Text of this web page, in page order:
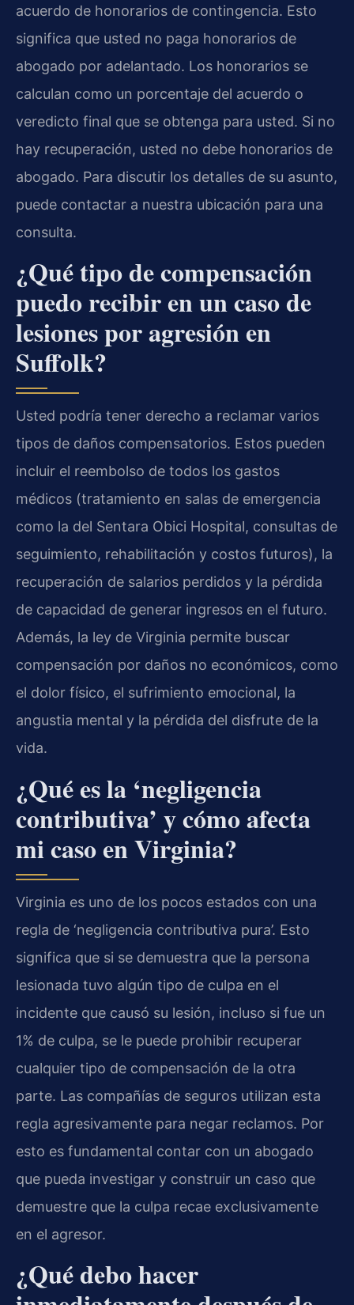
acuerdo de honorarios de contingencia. Esto
significa que usted no paga honorarios de
abogado por adelantado. Los honorarios se
calculan como un porcentaje del acuerdo o
veredicto final que se obtenga para usted. Si no
hay recuperación, usted no debe honorarios de
abogado. Para discutir los detalles de su asunto,
puede contactar a nuestra ubicación para una
consulta.
¿Qué tipo de compensación
puedo recibir en un caso de
lesiones por agresión en
Suffolk?
Usted podría tener derecho a reclamar varios
tipos de daños compensatorios. Estos pueden
incluir el reembolso de todos los gastos
médicos (tratamiento en salas de emergencia
como la del Sentara Obici Hospital, consultas de
seguimiento, rehabilitación y costos futuros), la
recuperación de salarios perdidos y la pérdida
de capacidad de generar ingresos en el futuro.
Además, la ley de Virginia permite buscar
compensación por daños no económicos, como
el dolor físico, el sufrimiento emocional, la
angustia mental y la pérdida del disfrute de la
vida.
¿Qué es la ‘negligencia
contributiva’ y cómo afecta
mi caso en Virginia?
Virginia es uno de los pocos estados con una
regla de ‘negligencia contributiva pura’. Esto
significa que si se demuestra que la persona
lesionada tuvo algún tipo de culpa en el
incidente que causó su lesión, incluso si fue un
1% de culpa, se le puede prohibir recuperar
cualquier tipo de compensación de la otra
parte. Las compañías de seguros utilizan esta
regla agresivamente para negar reclamos. Por
esto es fundamental contar con un abogado
que pueda investigar y construir un caso que
demuestre que la culpa recae exclusivamente
en el agresor.
¿Qué debo hacer